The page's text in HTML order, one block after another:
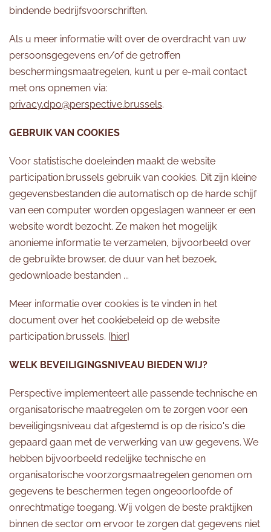
bindende bedrijfsvoorschriften.
Als u meer informatie wilt over de overdracht van uw
persoonsgegevens en/of de getroffen
beschermingsmaatregelen, kunt u per e-mail contact
met ons opnemen via:
privacy.dpo@perspective.brussels.
GEBRUIK VAN COOKIES
Voor statistische doeleinden maakt de website
participation.brussels gebruik van cookies. Dit zijn kleine
gegevensbestanden die automatisch op de harde schijf
van een computer worden opgeslagen wanneer er een
website wordt bezocht. Ze maken het mogelijk
anonieme informatie te verzamelen, bijvoorbeeld over
de gebruikte browser, de duur van het bezoek,
gedownloade bestanden ...
Meer informatie over cookies is te vinden in het
document over het cookiebeleid op de website
participation.brussels. [hier]
WELK BEVEILIGINGSNIVEAU BIEDEN WIJ?
Perspective implementeert alle passende technische en
organisatorische maatregelen om te zorgen voor een
beveiligingsniveau dat afgestemd is op de risico's die
gepaard gaan met de verwerking van uw gegevens. We
hebben bijvoorbeeld redelijke technische en
organisatorische voorzorgsmaatregelen genomen om
gegevens te beschermen tegen ongeoorloofde of
onrechtmatige toegang. Wij volgen de beste praktijken
binnen de sector om ervoor te zorgen dat gegevens niet